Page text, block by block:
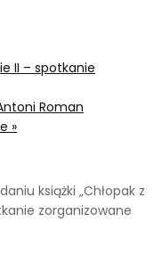
II – spotkanie
Roman
»
książki „Chłopak z
zorganizowane